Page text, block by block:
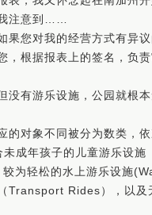
注意到……
果您对我的经营方式有异
，根据报表上的签名，负
没有游乐设施，公园就根
的对象不同被分为数类，
成年孩子的儿童游乐设
为轻松的水上游乐设施
Transport Rides），以